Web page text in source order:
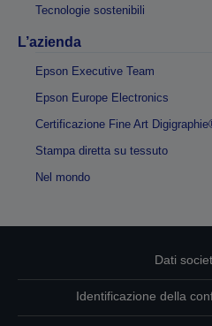
Tecnologie sostenibili
L’azienda
Epson Executive Team
Epson Europe Electronics
Certificazione Fine Art
Stampa diretta su tessuto
Nel mondo
Dati
Identificazione della